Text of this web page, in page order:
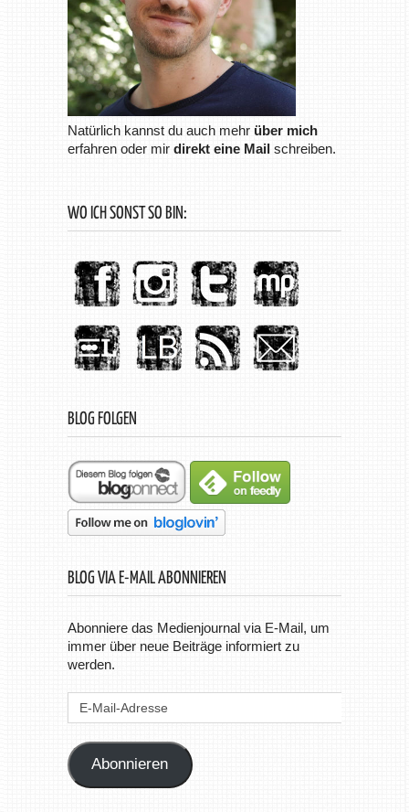
Natürlich kannst du auch mehr über mich
erfahren oder mir direkt eine Mailschreiben.
WO ICH SONST SO BIN:
BLOG FOLGEN
BLOG VIA E-MAIL ABONNIEREN
Abonniere das Medienjournal via E-Mail, um
immer über neue Beiträge informiert zu
werden.
Abonnieren